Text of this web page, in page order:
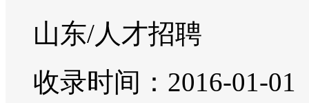
山东/人才招聘
收录时间：2016-01-01